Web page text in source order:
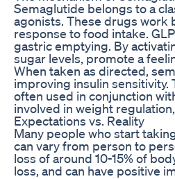
Semaglutide belongs to a
agonists. These drugs work
response to food intake.
gastric emptying. By
sugar levels, promote a
When taken as directed,
improving insulin sensitivity.
often used in conjunction
involved in weight
Expectations vs. Reality
Many people who start
can vary from person to
loss of around 10-15% of
loss, and can have positive